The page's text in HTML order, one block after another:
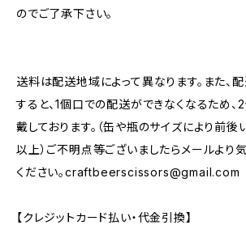
のでご了承下さい。
送料は配送地域によって異なります。また、
すると、1個口での配送ができなくなるため
戴しております。（缶や瓶のサイズにより前
以上）ご不明点等ございましたらメールより
ください。craftbeerscissors@gmail.com
【クレジットカード払い・代金引換】